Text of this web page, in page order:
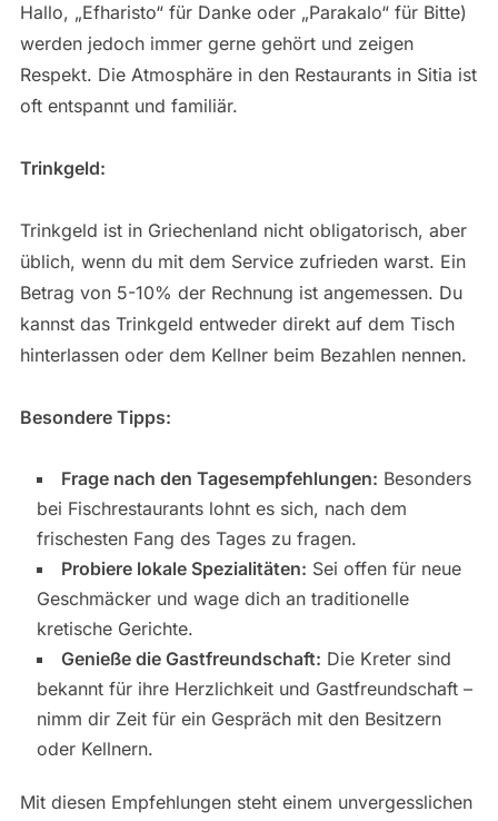
Hallo, „Efharisto“ für Danke oder „Parakalo“ für Bitte)
werden jedoch immer gerne gehört und zeigen
Respekt. Die Atmosphäre in den Restaurants in Sitia ist
oft entspannt und familiär.
Trinkgeld:
Trinkgeld ist in Griechenland nicht obligatorisch, aber
üblich, wenn du mit dem Service zufrieden warst. Ein
Betrag von 5-10% der Rechnung ist angemessen. Du
kannst das Trinkgeld entweder direkt auf dem Tisch
hinterlassen oder dem Kellner beim Bezahlen nennen.
Besondere Tipps:
Frage nach den Tagesempfehlungen: Besonders
bei Fischrestaurants lohnt es sich, nach dem
frischesten Fang des Tages zu fragen.
Probiere lokale Spezialitäten: Sei offen für neue
Geschmäcker und wage dich an traditionelle
kretische Gerichte.
Genieße die Gastfreundschaft: Die Kreter sind
bekannt für ihre Herzlichkeit und Gastfreundschaft –
nimm dir Zeit für ein Gespräch mit den Besitzern
oder Kellnern.
Mit diesen Empfehlungen steht einem unvergesslichen